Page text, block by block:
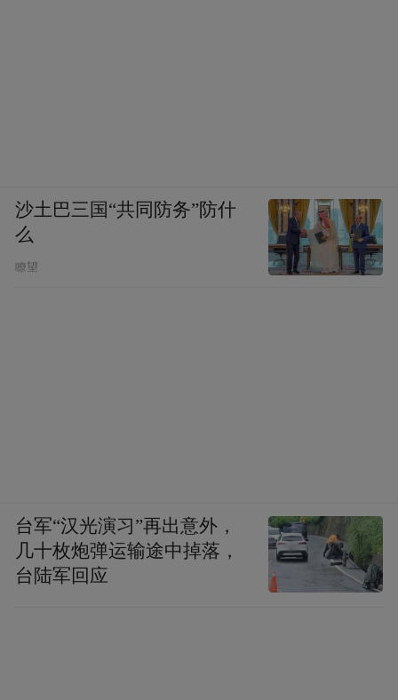
沙土巴三国“共同防务”防什
么
瞭望
台军“汉光演习”再出意外，
几十枚炮弹运输途中掉落，
台陆军回应